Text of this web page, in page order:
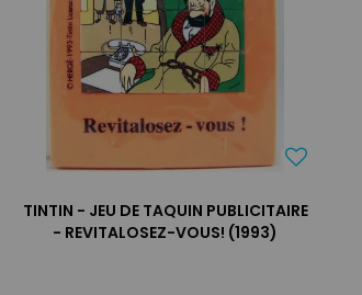
TINTIN - JEU DE TAQUIN PUBLICITAIRE
- REVITALOSEZ-VOUS! (1993)